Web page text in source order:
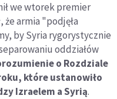
we wtorek premier
armia "podjęła
by Syria rygorystycznie
oddziałów
o Rozdziale
które ustanowiło
Izraelem a Syrią.